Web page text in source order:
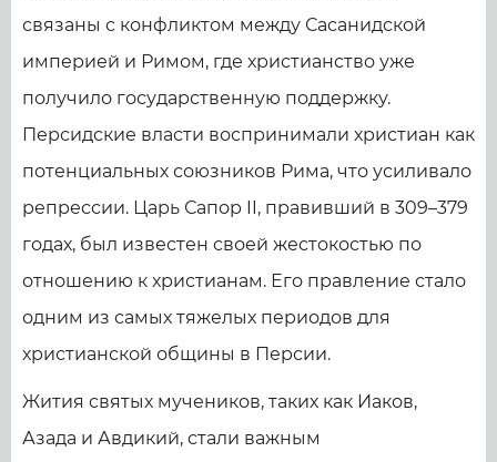
связаны с конфликтом между Сасанидской
империей и Римом, где христианство уже
получило государственную поддержку.
Персидские власти воспринимали христиан как
потенциальных союзников Рима, что усиливало
репрессии. Царь Сапор II, правивший в 309–379
годах, был известен своей жестокостью по
отношению к христианам. Его правление стало
одним из самых тяжелых периодов для
христианской общины в Персии.
Жития святых мучеников, таких как Иаков,
Азада и Авдикий, стали важным